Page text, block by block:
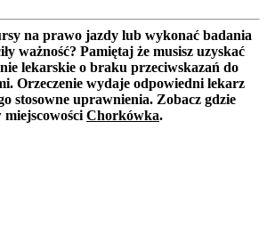
na prawo jazdy lub wykonać badania
ważność? Pamiętaj że musisz uzyskać
lekarskie o braku przeciwskazań do
Orzeczenie wydaje odpowiedni lekarz
stosowne uprawnienia. Zobacz gdzie
Chorkówka.